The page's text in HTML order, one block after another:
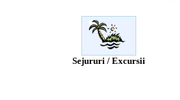
Sejururi / Excursii